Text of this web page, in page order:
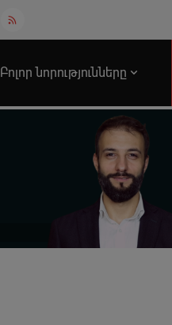
Բոլոր նորությունները